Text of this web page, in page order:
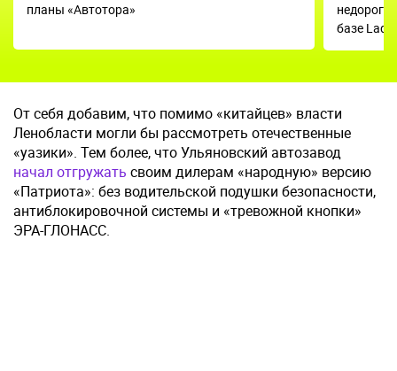
планы «Автотора»
базе
От себя добавим, что помимо «китайцев» власти
Ленобласти могли бы рассмотреть отечественные
«уазики». Тем более, что Ульяновский автозавод
начал отгружать своим дилерам «народную» версию
«Патриота»: без водительской подушки безопасности,
антиблокировочной системы и «тревожной кнопки»
ЭРА-ГЛОНАСС.